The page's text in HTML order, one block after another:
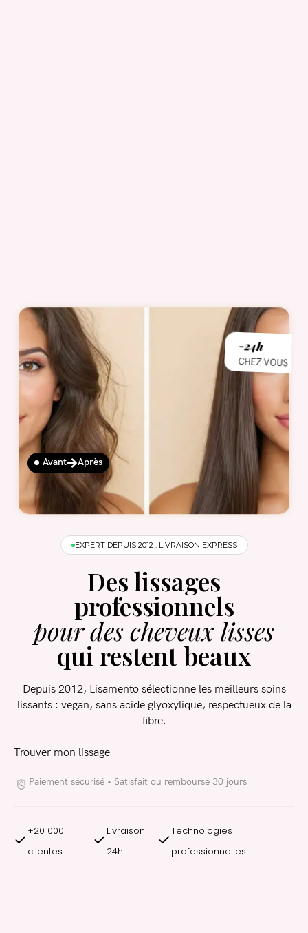
Souvenez-vous de moi
Vous n'avez pas de compte ?
Registre
EXPERT DEPUIS 2012 . LIVRAISON EXPRESS
Des lissages
professionnels
pour des cheveux lisses
qui restent beaux
Depuis 2012, Lisamento sélectionne les meilleurs soins
lissants : vegan, sans acide glyoxylique, respectueux de la
fibre.
Trouver mon lissage
Paiement sécurisé • Satisfait ou remboursé 30 jours
+20 000
clientes
Livraison
24h
Technologies
professionnelles
-24h
CHEZ VOUS
Avant Après